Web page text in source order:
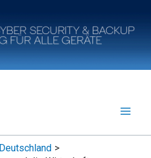
Deutschland